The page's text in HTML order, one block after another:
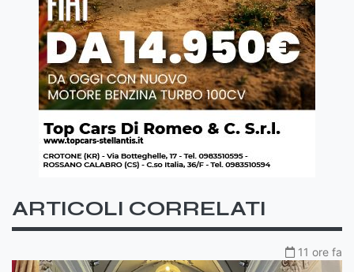
ARTICOLI CORRELATI
11 ore fa